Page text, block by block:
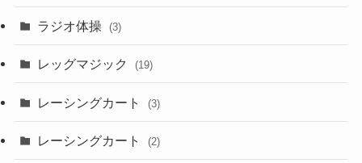
ラジオ体操 (3)
レッグマジック (19)
レーシングカート (3)
レーシングカート (2)